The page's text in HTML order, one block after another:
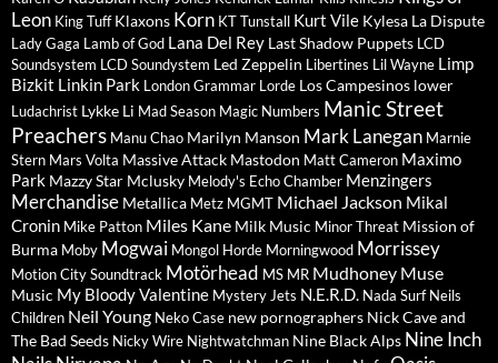
Leon King Tuff Klaxons Korn KT Tunstall Kurt Vile Kylesa La Dispute
Lady Gaga Lamb of God Lana Del Rey Last Shadow Puppets LCD
Soundsystem LCD Soundystem Led Zeppelin Libertines Lil Wayne Limp
Bizkit Linkin Park London Grammar Lorde Los Campesinos lower
Ludachrist Lykke Li Mad Season Magic Numbers Manic Street
Preachers Manu Chao Marilyn Manson Mark Lanegan Marnie
Stern Mars Volta Massive Attack Mastodon Matt Cameron Maximo
Park Mazzy Star Mclusky Melody's Echo Chamber Menzingers
Merchandise Metallica Metz MGMT Michael Jackson Mikal
Cronin Mike Patton Miles Kane Milk Music Minor Threat Mission of
Burma Moby Mogwai Mongol Horde Morningwood Morrissey
Motion City Soundtrack Motörhead MS MR Mudhoney Muse
Music My Bloody Valentine Mystery Jets N.E.R.D. Nada Surf Neils
Children Neil Young Neko Case new pornographers Nick Cave and
The Bad Seeds Nicky Wire Nightwatchman Nine Black Alps Nine Inch